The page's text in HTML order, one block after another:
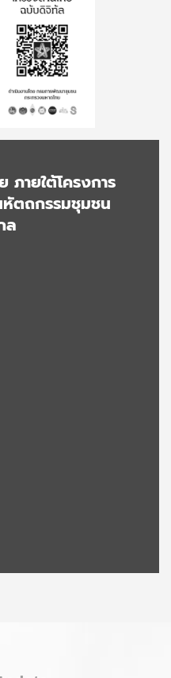
ภายใต้โครงการ
ตถกรรมชุมชน
ล